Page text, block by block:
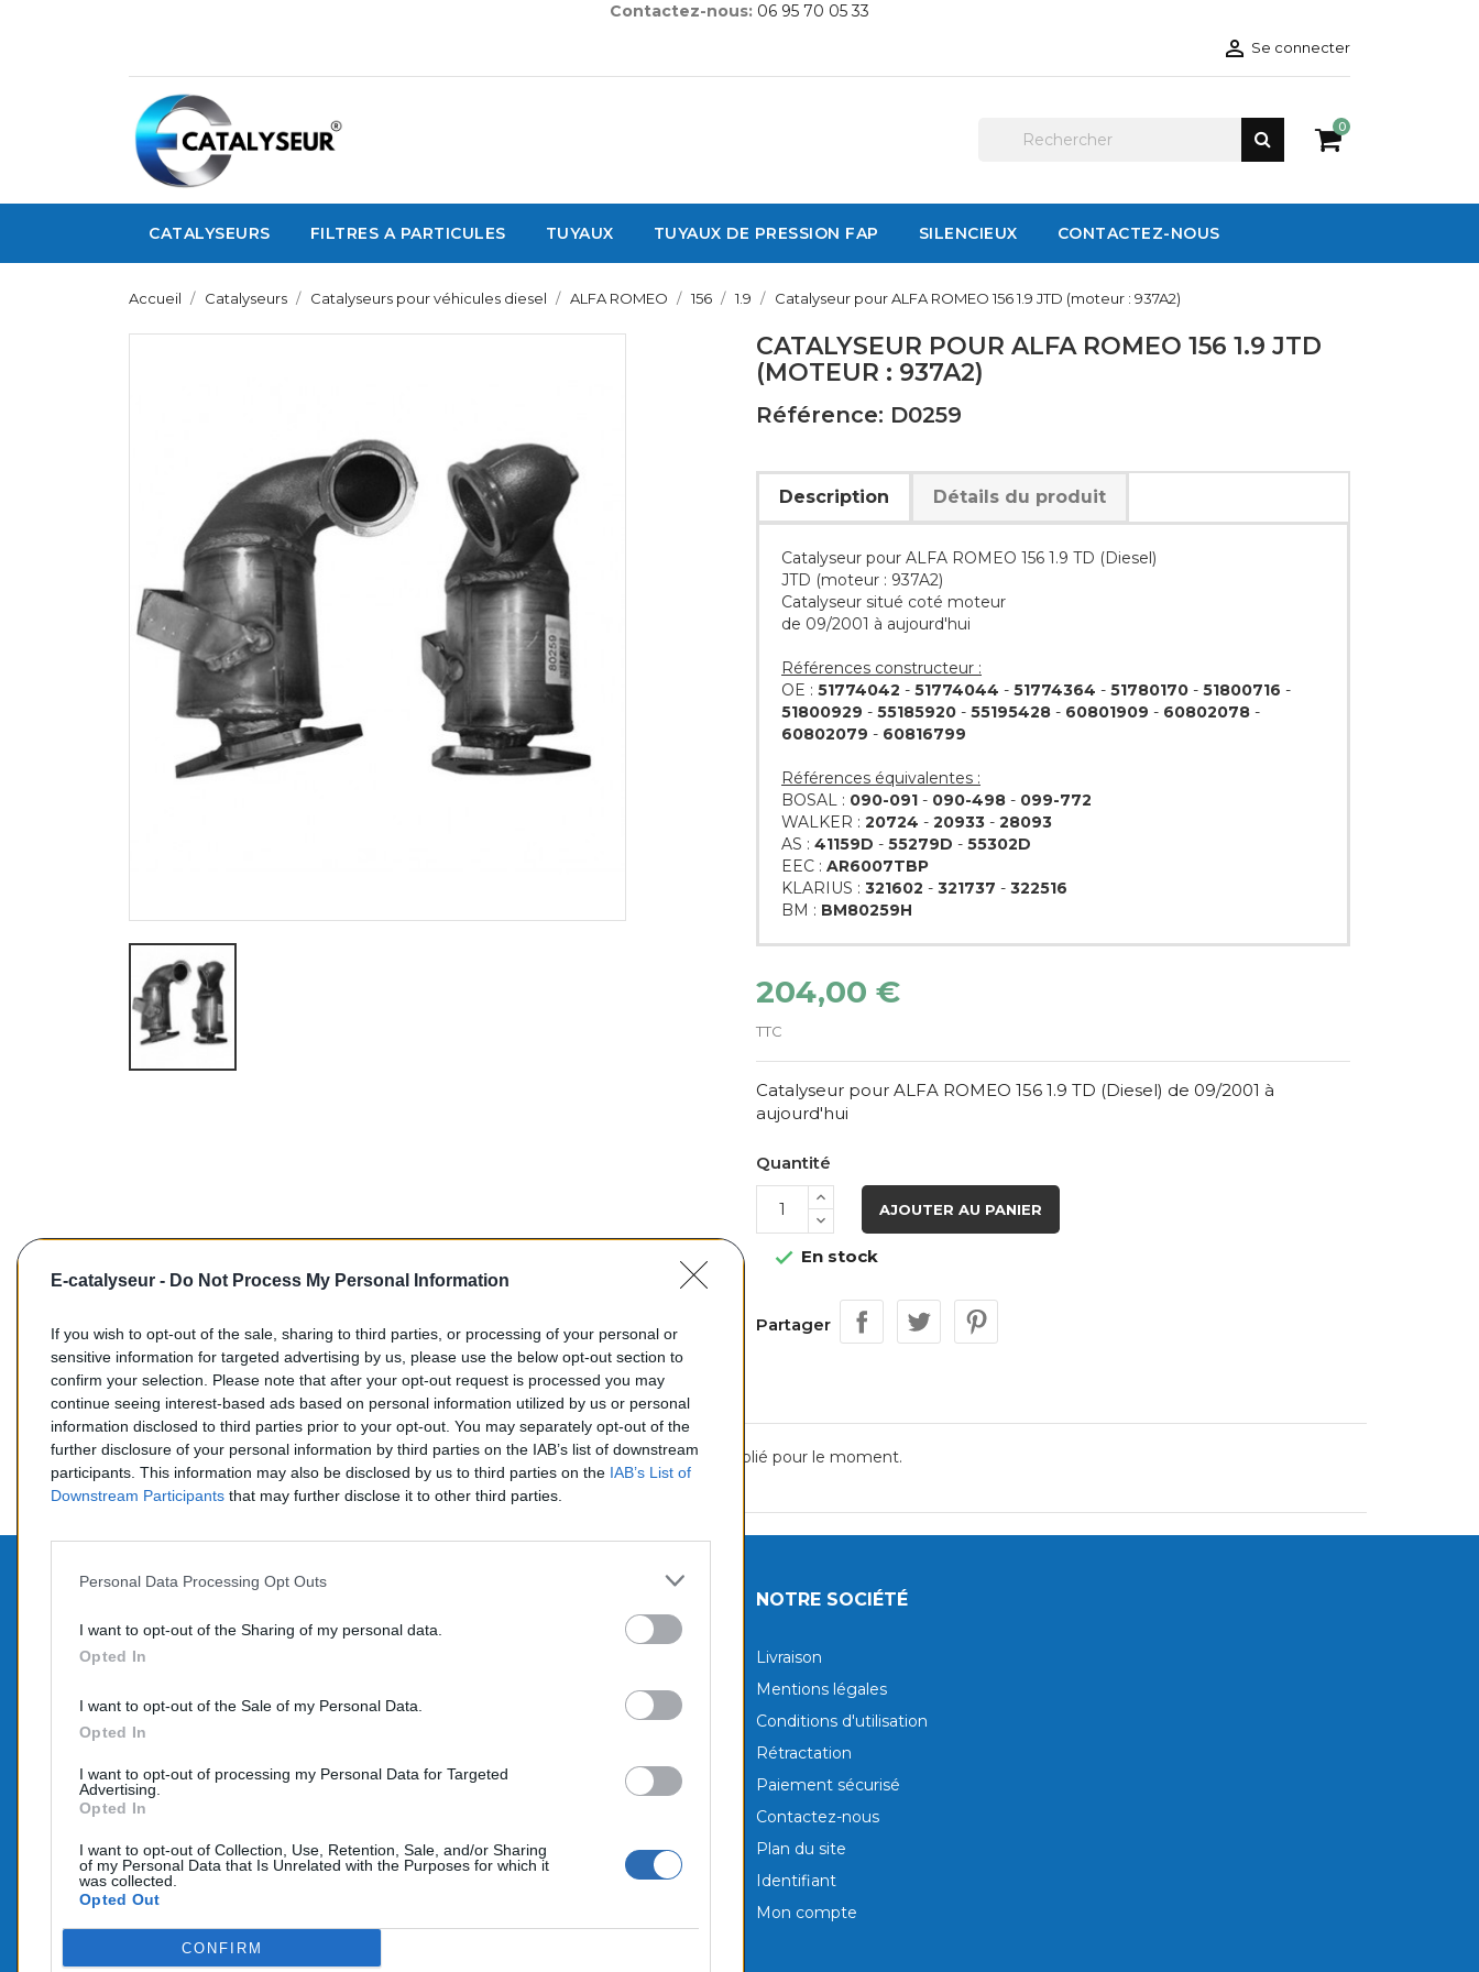
E-catalyseur - Do Not Process My Personal Information
If you wish to opt-out of the sale, sharing to third parties, or processing of your personal or
sensitive information for targeted advertising by us, please use the below opt-out section to
confirm your selection. Please note that after your opt-out request is processed you may
continue seeing interest-based ads based on personal information utilized by us or personal
information disclosed to third parties prior to your opt-out. You may separately opt-out of the
further disclosure of your personal information by third parties on the IAB’s list of downstream
participants. This information may also be disclosed by us to third parties on the IAB’s List of
Downstream Participants that may further disclose it to other third parties.
Personal Data Processing Opt Outs
I want to opt-out of the Sharing of my personal data.
Opted In
I want to opt-out of the Sale of my Personal Data.
Opted In
I want to opt-out of processing my Personal Data for Targeted
Advertising.
Opted In
I want to opt-out of Collection, Use, Retention, Sale, and/or Sharing
of my Personal Data that Is Unrelated with the Purposes for which it
was collected.
Opted Out
CONFIRM
Contactez-nous: 06 95 70 05 33
 Se connecter
0
CATALYSEURS FILTRES A PARTICULES TUYAUX TUYAUX DE PRESSION FAP SILENCIEUX CONTACTEZ-NOUS
Accueil Catalyseurs Catalyseurs pour véhicules diesel ALFA ROMEO 156 1.9 Catalyseur pour ALFA ROMEO 156 1.9 JTD (moteur : 937A2)
CATALYSEUR POUR ALFA ROMEO 156 1.9 JTD
(MOTEUR : 937A2)
Référence: D0259
Description Détails du produit
Catalyseur pour ALFA ROMEO 156 1.9 TD (Diesel)
JTD (moteur : 937A2)
Catalyseur situé coté moteur
de 09/2001 à aujourd'hui
Références constructeur :
OE : 51774042 - 51774044 - 51774364 - 51780170 - 51800716 -
51800929 - 55185920 - 55195428 - 60801909 - 60802078 -
60802079 - 60816799
Références équivalentes :
BOSAL : 090-091 - 090-498 - 099-772
WALKER : 20724 - 20933 - 28093
AS : 41159D - 55279D - 55302D
EEC : AR6007TBP
KLARIUS : 321602 - 321737 - 322516
BM : BM80259H
204,00 €
TTC
Catalyseur pour ALFA ROMEO 156 1.9 TD (Diesel) de 09/2001 à
aujourd'hui
Quantité
AJOUTER AU PANIER
 En stock
Partager
Commentaires (0)
Aucun avis n'a été publié pour le moment.
TÉLÉPHONE:
COURRIEL :
NOTRE SOCIÉTÉ
Livraison
Mentions légales
Conditions d'utilisation
Rétractation
Paiement sécurisé
Contactez-nous
Plan du site
Identifiant
Mon compte